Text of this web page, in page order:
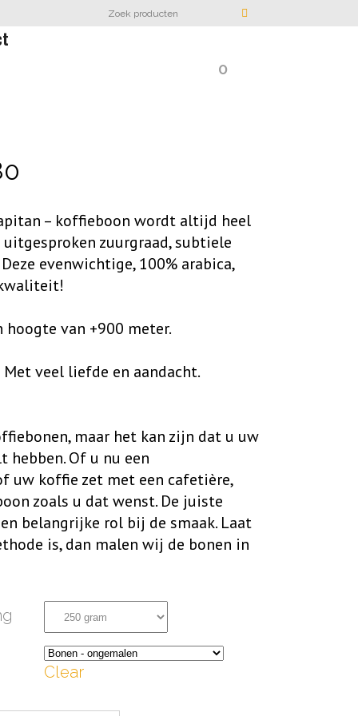
0
tot
€ 30,80
– koffieboon wordt altijd heel
zuurgraad, subtiele
evenwichtige, 100% arabica,
van +900 meter.
veel liefde en aandacht.
maar het kan zijn dat u uw
Of u nu een
uw koffie zet met een cafetière,
zoals u dat wenst. De juiste
belangrijke rol bij de smaak. Laat
is, dan malen wij de bonen in
Clear